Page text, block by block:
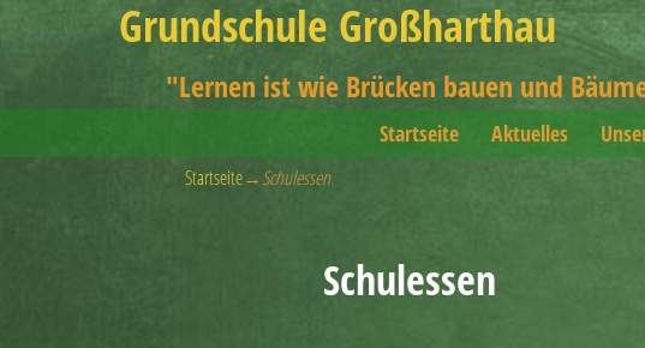
Grundschule Großharthau
"Lernen ist wie Brücken bauen und
Startseite Aktuelles
Startseite→Schulessen
Schulessen